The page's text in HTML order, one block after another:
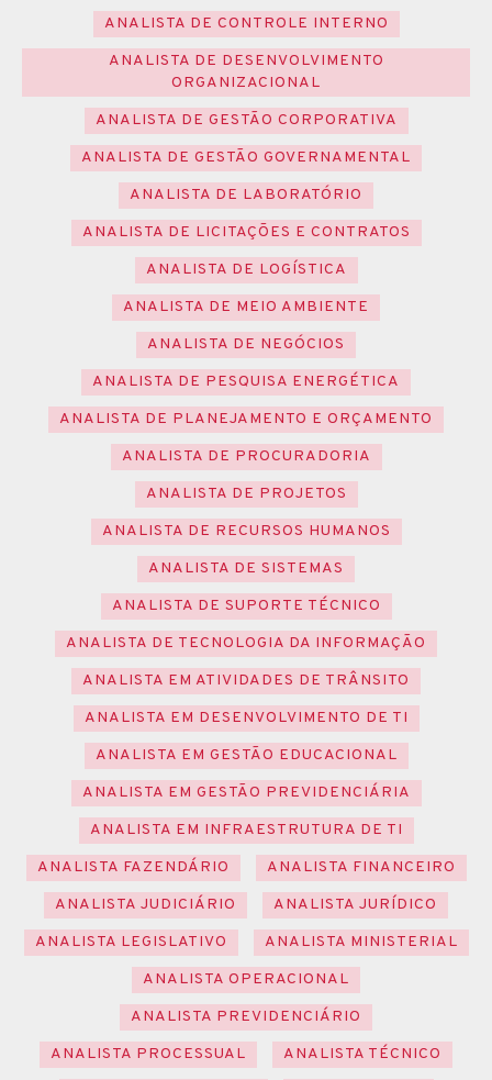
ANALISTA DE CONTROLE INTERNO
ANALISTA DE DESENVOLVIMENTO
ORGANIZACIONAL
ANALISTA DE GESTÃO CORPORATIVA
ANALISTA DE GESTÃO GOVERNAMENTAL
ANALISTA DE LABORATÓRIO
ANALISTA DE LICITAÇÕES E CONTRATOS
ANALISTA DE LOGÍSTICA
ANALISTA DE MEIO AMBIENTE
ANALISTA DE NEGÓCIOS
ANALISTA DE PESQUISA ENERGÉTICA
ANALISTA DE PLANEJAMENTO E ORÇAMENTO
ANALISTA DE PROCURADORIA
ANALISTA DE PROJETOS
ANALISTA DE RECURSOS HUMANOS
ANALISTA DE SISTEMAS
ANALISTA DE SUPORTE TÉCNICO
ANALISTA DE TECNOLOGIA DA INFORMAÇÃO
ANALISTA EM ATIVIDADES DE TRÂNSITO
ANALISTA EM DESENVOLVIMENTO DE TI
ANALISTA EM GESTÃO EDUCACIONAL
ANALISTA EM GESTÃO PREVIDENCIÁRIA
ANALISTA EM INFRAESTRUTURA DE TI
ANALISTA FAZENDÁRIO
ANALISTA FINANCEIRO
ANALISTA JUDICIÁRIO
ANALISTA JURÍDICO
ANALISTA LEGISLATIVO
ANALISTA MINISTERIAL
ANALISTA OPERACIONAL
ANALISTA PREVIDENCIÁRIO
ANALISTA PROCESSUAL
ANALISTA TÉCNICO